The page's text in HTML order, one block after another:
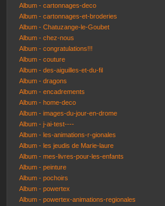
Album - cartonnages-deco
Album - cartonnages-et-broderies
Album - Chatuzange-le-Goubet
Album - chez-nous
Album - congratulations!!!
Album - couture
Album - des-aiguilles-et-du-fil
Album - dragons
Album - encadrements
Album - home-deco
Album - images-du-jour-en-drome
Album - j-ai-test----
Album - les-animations-r-gionales
Album - les jeudis de Marie-laure
Album - mes-livres-pour-les-enfants
Album - peinture
Album - pochoirs
Album - powertex
Album - powertex-animations-regionales